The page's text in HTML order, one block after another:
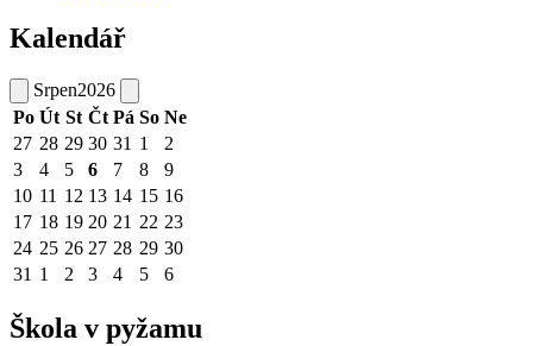
Kalendář
Srpen2026
Po Út St Čt Pá So Ne
27 28 29 30 31 1
2
3
4 5 6 7 8
9
10 11 12 13 14 15 16
17 18 19 20 21 22 23
24 25 26 27 28 29 30
31 1 2 3 4 5 6
Škola v pyžamu